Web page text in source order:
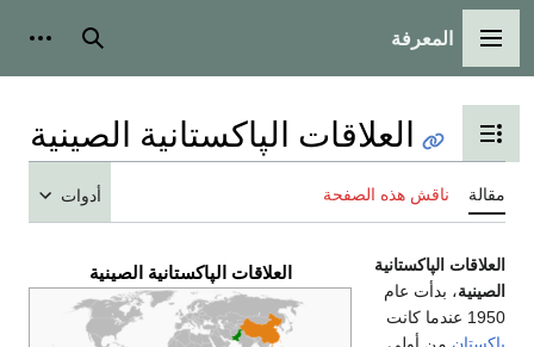
القائمة الرئيسية
المعرفة بحث
تبديل عرض جدول المحتويات
العلاقات الپاكستانية الصينية
مقالة ناقش هذه الصفحة أدوات
العلاقات الپاكستانية الصينية
العلاقات الپاكستانية
الصينية، بدأت عام
1950 عندما كانت